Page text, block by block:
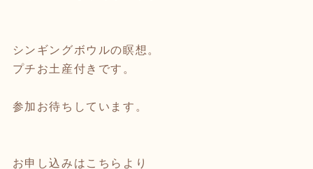
シンギングボウルの瞑想。
プチお土産付きです。
参加お待ちしています。
お申し込みはこちらより